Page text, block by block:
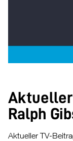
Aktueller
Ralph
Aktueller TV-